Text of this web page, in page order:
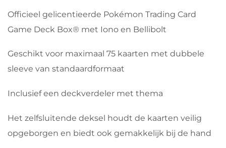
Officieel gelicentieerde Pokémon Trading Card
Game Deck Box® met Iono en Bellibolt
Geschikt voor maximaal 75 kaarten met dubbele
sleeve van standaardformaat
Inclusief een deckverdeler met thema
Het zelfsluitende deksel houdt de kaarten veilig
opgeborgen en biedt ook gemakkelijk bij de hand